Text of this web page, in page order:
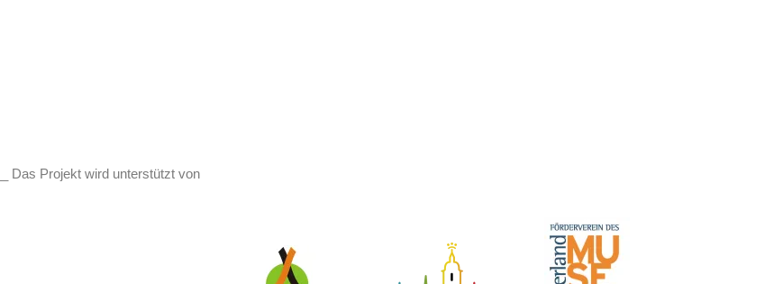
__ Das Projekt wird unterstützt von